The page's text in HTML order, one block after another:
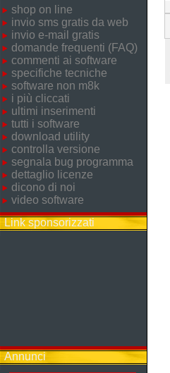
shop on line
invio sms gratis da web
invio e-mail gratis
domande frequenti (FAQ)
commenti ai software
specifiche tecniche
software non m8k
i più cliccati
ultimi inserimenti
tutti i software
download utility
controlla versione
segnala bug programma
dettaglio licenze
dicono di noi
video software
Link sponsorizzati
Annunci